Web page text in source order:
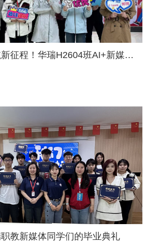
逐梦新媒体，启航新征程！华瑞H2604班AI+新媒体就业班盛大开班
教新媒体同学们的毕业典礼